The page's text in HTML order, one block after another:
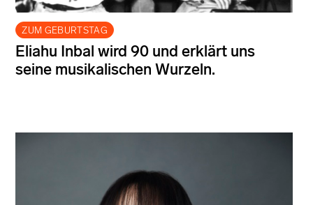
ZUM GEBURTSTAG
Eliahu Inbal wird 90 und erklärt uns
seine musikalischen Wurzeln.